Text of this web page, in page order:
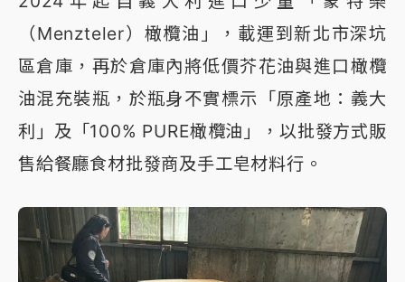
（Menzteler）橄欖油」，載運到新北市深坑
區倉庫，再於倉庫內將低價芥花油與進口橄欖
油混充裝瓶，於瓶身不實標示「原產地：義大
利」及「100% PURE橄欖油」，以批發方式販
售給餐廳食材批發商及手工皂材料行。